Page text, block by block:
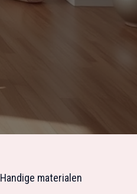
Handige materialen